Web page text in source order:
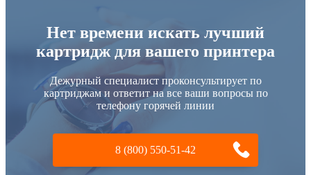
Нет времени искать лучший
картридж для вашего принтера
Дежурный специалист проконсультирует по
картриджам и ответит на все ваши вопросы по
телефону горячей линии
8 (800) 550-51-42